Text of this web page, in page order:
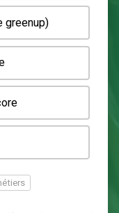
(22kW)
(7kW)
(type greenup)
prise